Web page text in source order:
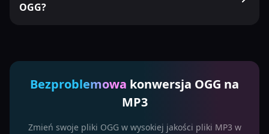
OGG?
Bezproblemowa konwersja OGG na
MP3
Zmień swoje pliki OGG w wysokiej jakości pliki MP3 w